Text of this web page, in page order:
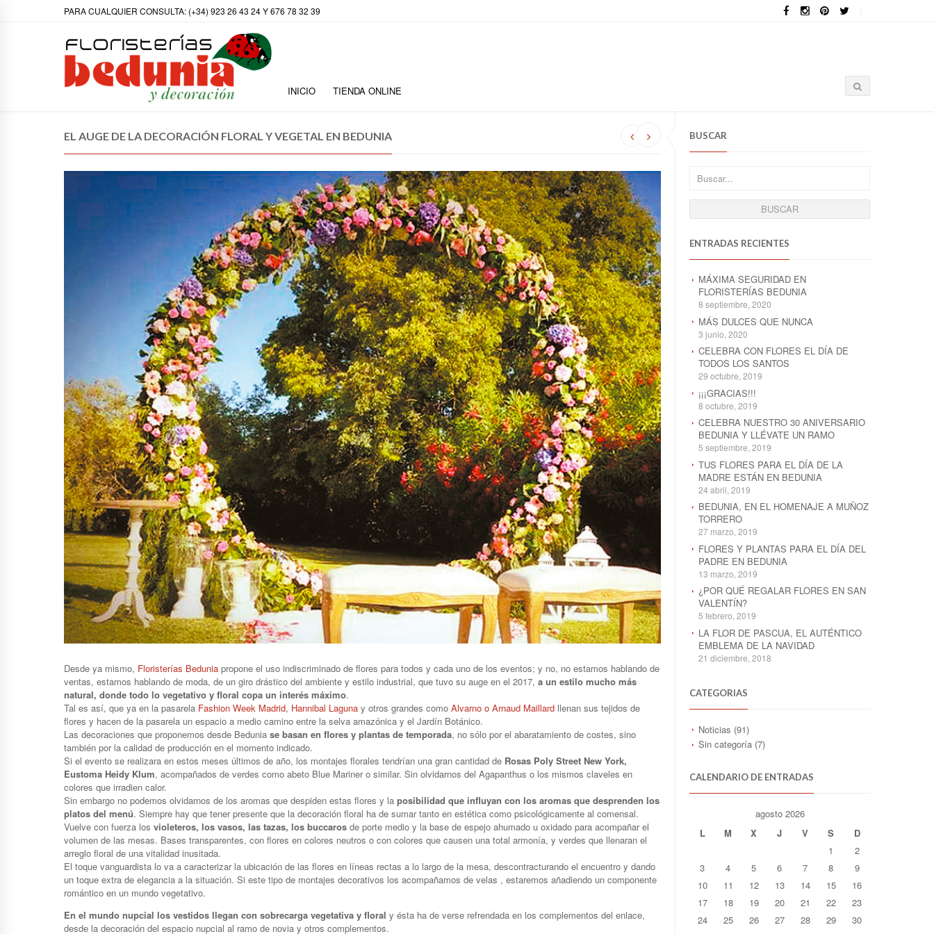
PARA CUALQUIER CONSULTA: (+34) 923 26 43 24 Y 676 78 32 39
INICIO TIENDA ONLINE
BUSCAR
ENTRADAS RECIENTES
MÁXIMA SEGURIDAD EN
FLORISTERÍAS BEDUNIA
8 septiembre, 2020
MÁS DULCES QUE NUNCA
3 junio, 2020
CELEBRA CON FLORES EL DÍA DE
TODOS LOS SANTOS
29 octubre, 2019
¡¡¡GRACIAS!!!
8 octubre, 2019
CELEBRA NUESTRO 30 ANIVERSARIO
BEDUNIA Y LLÉVATE UN RAMO
5 septiembre, 2019
TUS FLORES PARA EL DÍA DE LA
MADRE ESTÁN EN BEDUNIA
24 abril, 2019
BEDUNIA, EN EL HOMENAJE A MUÑOZ
TORRERO
27 marzo, 2019
FLORES Y PLANTAS PARA EL DÍA DEL
PADRE EN BEDUNIA
13 marzo, 2019
¿POR QUÉ REGALAR FLORES EN SAN
VALENTÍN?
5 febrero, 2019
LA FLOR DE PASCUA, EL AUTÉNTICO
EMBLEMA DE LA NAVIDAD
21 diciembre, 2018
CATEGORIAS
Noticias (91)
Sin categoría (7)
CALENDARIO DE ENTRADAS
agosto 2026
L
M X J V S
D
1
2
3
4 5 6 7 8
9
10
11 12 13 14 15
16
17
18 19 20 21 22
23
24
25 26 27 28 29
30
EL AUGE DE LA DECORACIÓN FLORAL Y VEGETAL EN BEDUNIA
Desde ya mismo, Floristerías Bedunia propone el uso indiscriminado de flores para todos y cada uno de los eventos; y no, no estamos hablando de
ventas, estamos hablando de moda, de un giro drástico del ambiente y estilo industrial, que tuvo su auge en el 2017, a un estilo mucho más
natural, donde todo lo vegetativo y floral copa un interés máximo.
Tal es así, que ya en la pasarela Fashion Week Madrid, Hannibal Laguna y otros grandes como Alvarno o Arnaud Maillard llenan sus tejidos de
flores y hacen de la pasarela un espacio a medio camino entre la selva amazónica y el Jardín Botánico.
Las decoraciones que proponemos desde Bedunia se basan en flores y plantas de temporada, no sólo por el abaratamiento de costes, sino
también por la calidad de producción en el momento indicado.
Si el evento se realizara en estos meses últimos de año, los montajes florales tendrían una gran cantidad de Rosas Poly Street New York,
Eustoma Heidy Klum, acompañados de verdes como abeto Blue Mariner o similar. Sin olvidarnos del Agapanthus o los mismos claveles en
colores que irradien calor.
Sin embargo no podemos olvidarnos de los aromas que despiden estas flores y la posibilidad que influyan con los aromas que desprenden los
platos del menú. Siempre hay que tener presente que la decoración floral ha de sumar tanto en estética como psicológicamente al comensal.
Vuelve con fuerza los violeteros, los vasos, las tazas, los buccaros de porte medio y la base de espejo ahumado u oxidado para acompañar el
volumen de las mesas. Bases transparentes, con flores en colores neutros o con colores que causen una total armonía, y verdes que llenaran el
arreglo floral de una vitalidad inusitada.
El toque vanguardista lo va a caracterizar la ubicación de las flores en líneas rectas a lo largo de la mesa, descontracturando el encuentro y dando
un toque extra de elegancia a la situación. Si este tipo de montajes decorativos los acompañamos de velas , estaremos añadiendo un componente
romántico en un mundo vegetativo.
En el mundo nupcial los vestidos llegan con sobrecarga vegetativa y floral y ésta ha de verse refrendada en los complementos del enlace,
desde la decoración del espacio nupcial al ramo de novia y otros complementos.